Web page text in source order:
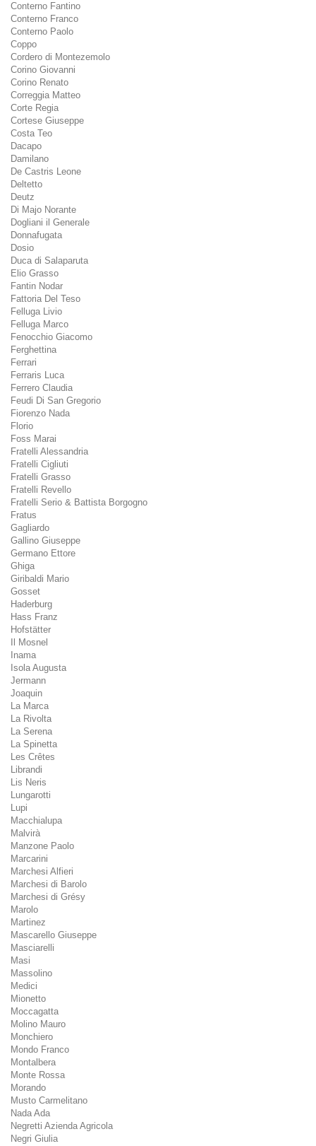
Conterno Fantino
Conterno Franco
Conterno Paolo
Coppo
Cordero di Montezemolo
Corino Giovanni
Corino Renato
Correggia Matteo
Corte Regia
Cortese Giuseppe
Costa Teo
Dacapo
Damilano
De Castris Leone
Deltetto
Deutz
Di Majo Norante
Dogliani il Generale
Donnafugata
Dosio
Duca di Salaparuta
Elio Grasso
Fantin Nodar
Fattoria Del Teso
Felluga Livio
Felluga Marco
Fenocchio Giacomo
Ferghettina
Ferrari
Ferraris Luca
Ferrero Claudia
Feudi Di San Gregorio
Fiorenzo Nada
Florio
Foss Marai
Fratelli Alessandria
Fratelli Cigliuti
Fratelli Grasso
Fratelli Revello
Fratelli Serio & Battista Borgogno
Fratus
Gagliardo
Gallino Giuseppe
Germano Ettore
Ghiga
Giribaldi Mario
Gosset
Haderburg
Hass Franz
Hofstätter
Il Mosnel
Inama
Isola Augusta
Jermann
Joaquin
La Marca
La Rivolta
La Serena
La Spinetta
Les Crêtes
Librandi
Lis Neris
Lungarotti
Lupi
Macchialupa
Malvirà
Manzone Paolo
Marcarini
Marchesi Alfieri
Marchesi di Barolo
Marchesi di Grésy
Marolo
Martinez
Mascarello Giuseppe
Masciarelli
Masi
Massolino
Medici
Mionetto
Moccagatta
Molino Mauro
Monchiero
Mondo Franco
Montalbera
Monte Rossa
Morando
Musto Carmelitano
Nada Ada
Negretti Azienda Agricola
Negri Giulia